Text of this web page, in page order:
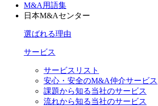
M&A用語集
日本M&Aセンター
選ばれる理由
サービス
サービスリスト
安心・安全のM&A仲介サービス
課題から知る当社のサービス
流れから知る当社のサービス